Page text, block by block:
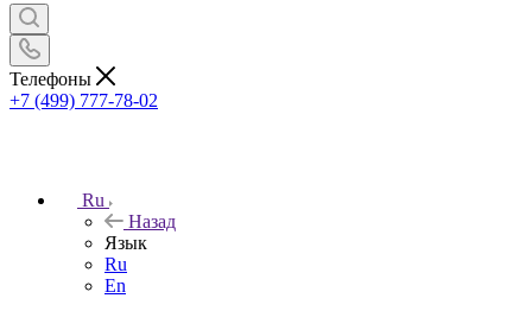
Телефоны
+7 (499) 777-78-02
Ru
Назад
Язык
Ru
En